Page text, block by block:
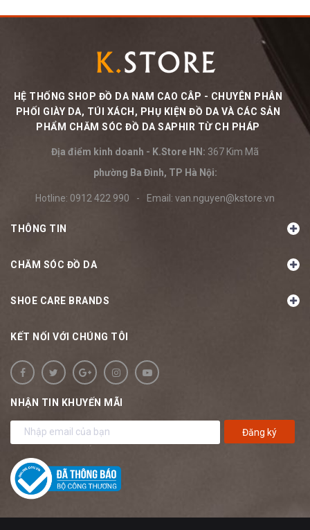
HỆ THỐNG SHOP ĐỒ DA NAM CAO CÂP - CHUYÊN PHÂN
PHỐI GIÀY DA, TÚI XÁCH, PHỤ KIỆN ĐỒ DA VÀ CÁC SẢN
PHẨM CHĂM SÓC ĐỒ DA SAPHIR TỪ CH PHÁP
Địa điểm kinh doanh - K.Store HN: 367 Kim Mã
phường Ba Đình, TP Hà Nội:
Hotline: 0912 422 990 - Email: van.nguyen@kstore.vn
THÔNG TIN
CHĂM SÓC ĐỒ DA
SHOE CARE BRANDS
KẾT NỐI VỚI CHÚNG TÔI
NHẬN TIN KHUYẾN MÃI
Đăng ký